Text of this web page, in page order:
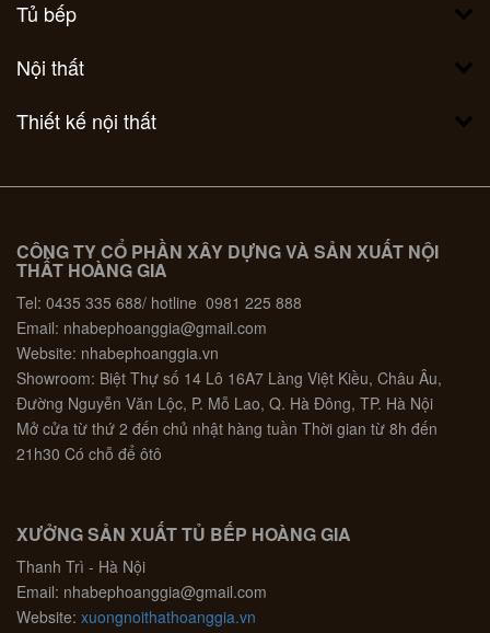
Tủ bếp
Nội thất
Thiết kế nội thất
CÔNG TY CỔ PHẦN XÂY DỰNG VÀ SẢN XUẤT NỘI
THẤT HOÀNG GIA
Tel: 0435 335 688/ hotline 0981 225 888
Email: nhabephoanggia@gmail.com
Website: nhabephoanggia.vn
Showroom: Biệt Thự số 14 Lô 16A7 Làng Việt Kiều, Châu Âu,
Đường Nguyễn Văn Lộc, P. Mỗ Lao, Q. Hà Đông, TP. Hà Nội
Mở cửa từ thứ 2 đến chủ nhật hàng tuần Thời gian từ 8h đến
21h30 Có chỗ để ôtô
XƯỞNG SẢN XUẤT TỦ BẾP HOÀNG GIA
Thanh Trì - Hà Nội
Email: nhabephoanggia@gmail.com
Website: xuongnoithathoanggia.vn